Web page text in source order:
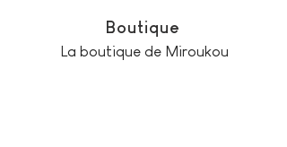
Boutique
La boutique de Miroukou